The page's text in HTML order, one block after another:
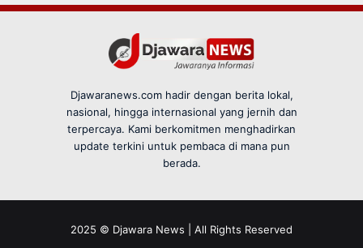
Djawaranews.com hadir dengan berita lokal,
nasional, hingga internasional yang jernih dan
terpercaya. Kami berkomitmen menghadirkan
update terkini untuk pembaca di mana pun
berada.
2025 © Djawara News | All Rights Reserved